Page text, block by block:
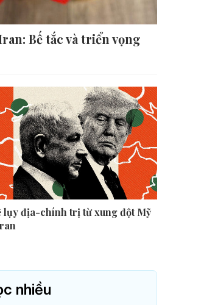
Bế tắc và triển vọng
lụy địa-chính trị từ xung đột Mỹ
nhiều